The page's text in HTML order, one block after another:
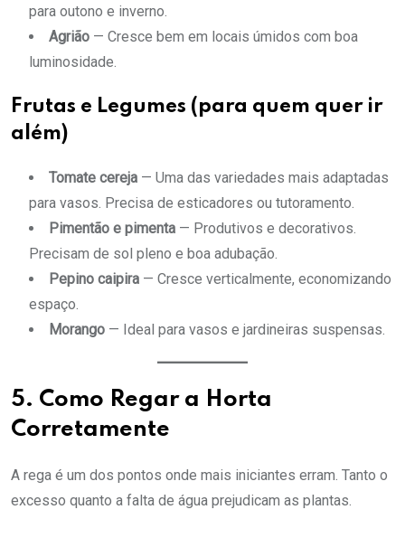
para outono e inverno.
Agrião — Cresce bem em locais úmidos com boa
luminosidade.
Frutas e Legumes (para quem quer ir
além)
Tomate cereja — Uma das variedades mais adaptadas
para vasos. Precisa de esticadores ou tutoramento.
Pimentão e pimenta — Produtivos e decorativos.
Precisam de sol pleno e boa adubação.
Pepino caipira — Cresce verticalmente, economizando
espaço.
Morango — Ideal para vasos e jardineiras suspensas.
5. Como Regar a Horta
Corretamente
A rega é um dos pontos onde mais iniciantes erram. Tanto o
excesso quanto a falta de água prejudicam as plantas.